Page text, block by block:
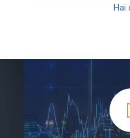
Hai